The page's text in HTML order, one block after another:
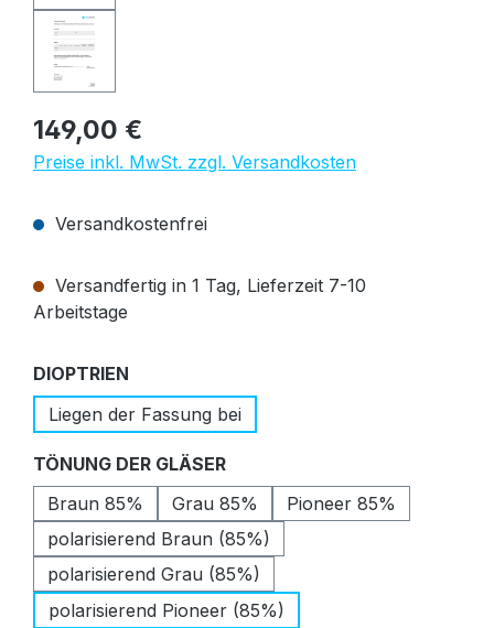
Regulärer Preis:
149,00 €
Preise inkl. MwSt. zzgl. Versandkosten
Versandkostenfrei
Versandfertig in 1 Tag, Lieferzeit 7-10
Arbeitstage
DIOPTRIEN
Liegen der Fassung bei
TÖNUNG DER GLÄSERauswählen
Braun 85%
Grau 85%
Pioneer 85%
polarisierend Braun (85%)
polarisierend Grau (85%)
polarisierend Pioneer (85%)